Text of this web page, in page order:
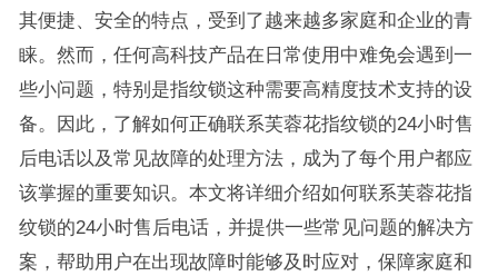
其便捷、安全的特点，受到了越来越多家庭和企业的青
睐。然而，任何高科技产品在日常使用中难免会遇到一
些小问题，特别是指纹锁这种需要高精度技术支持的设
备。因此，了解如何正确联系芙蓉花指纹锁的24小时售
后电话以及常见故障的处理方法，成为了每个用户都应
该掌握的重要知识。本文将详细介绍如何联系芙蓉花指
纹锁的24小时售后电话，并提供一些常见问题的解决方
案，帮助用户在出现故障时能够及时应对，保障家庭和